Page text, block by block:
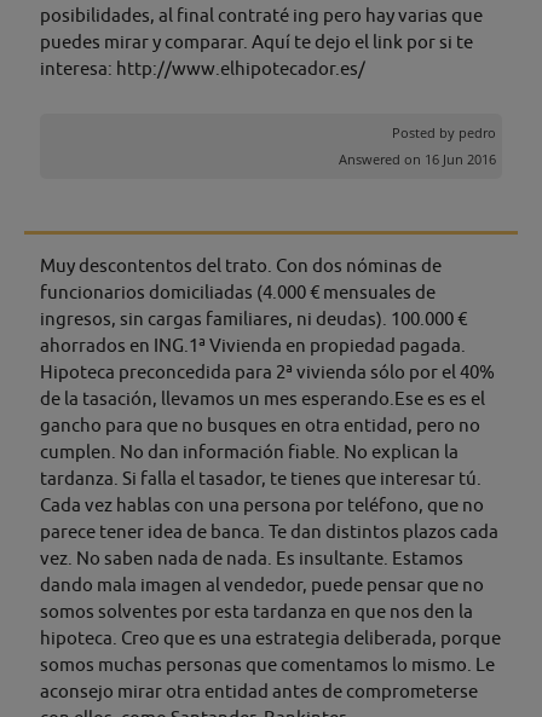
posibilidades, al final contraté ing pero hay varias que
puedes mirar y comparar. Aquí te dejo el link por si te
interesa: http://www.elhipotecador.es/
Posted by pedro
Answered on 16 Jun 2016
Muy descontentos del trato. Con dos nóminas de
funcionarios domiciliadas (4.000 € mensuales de
ingresos, sin cargas familiares, ni deudas). 100.000 €
ahorrados en ING.1ª Vivienda en propiedad pagada.
Hipoteca preconcedida para 2ª vivienda sólo por el 40%
de la tasación, llevamos un mes esperando.Ese es es el
gancho para que no busques en otra entidad, pero no
cumplen. No dan información fiable. No explican la
tardanza. Si falla el tasador, te tienes que interesar tú.
Cada vez hablas con una persona por teléfono, que no
parece tener idea de banca. Te dan distintos plazos cada
vez. No saben nada de nada. Es insultante. Estamos
dando mala imagen al vendedor, puede pensar que no
somos solventes por esta tardanza en que nos den la
hipoteca. Creo que es una estrategia deliberada, porque
somos muchas personas que comentamos lo mismo. Le
aconsejo mirar otra entidad antes de comprometerse